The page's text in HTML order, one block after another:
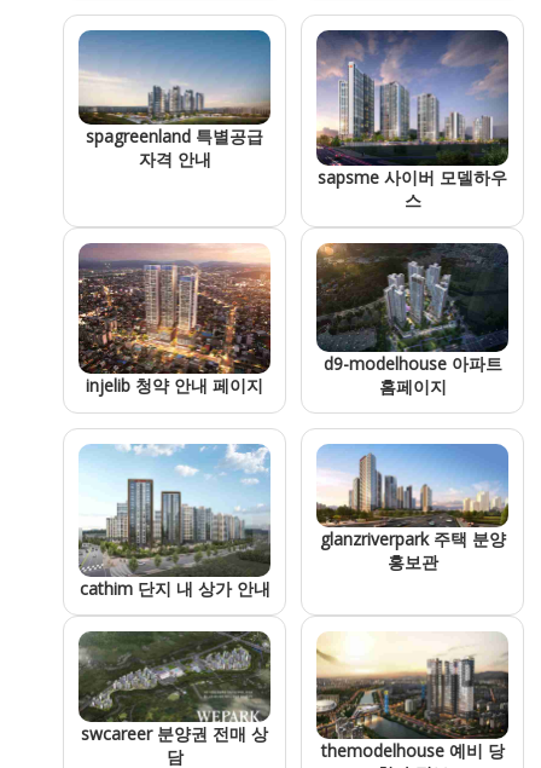
spagreenland 특별공급
자격 안내
sapsme 사이버 모델하우
스
injelib 청약 안내 페이지
d9-modelhouse 아파트
홈페이지
cathim 단지 내 상가 안내
glanzriverpark 주택 분양
홍보관
swcareer 분양권 전매 상
담
themodelhouse 예비 당